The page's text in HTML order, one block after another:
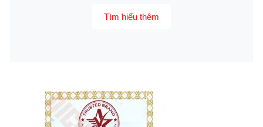
Tìm hiểu thêm